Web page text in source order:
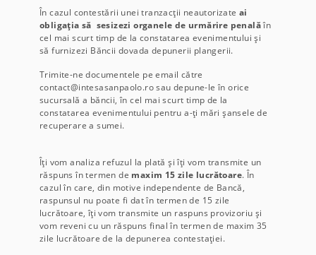
În cazul contestării unei tranzacții neautorizate ai
obligația să sesizezi organele de urmărire penalăîn
cel mai scurt timp de la constatarea evenimentului și
să furnizezi Băncii dovada depunerii plangerii.
Trimite-ne documentele pe email către
contact@intesasanpaolo.ro sau depune-le în orice
sucursală a băncii, în cel mai scurt timp de la
constatarea evenimentului pentru a-ți mări șansele de
recuperare a sumei.
Îți vom analiza refuzul la plată și îți vom transmite un
răspuns în termen de maxim 15 zile lucrătoare. În
cazul în care, din motive independente de Bancă,
raspunsul nu poate fi dat în termen de 15 zile
lucrătoare, îți vom transmite un raspuns provizoriu și
vom reveni cu un răspuns final în termen de maxim 35
zile lucrătoare de la depunerea contestației.